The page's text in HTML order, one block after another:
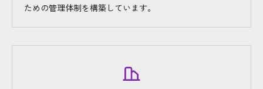
ための管理体制を構築しています。